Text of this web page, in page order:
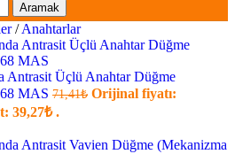
Aramak
/ Anahtarlar
Antrasit Üçlü Anahtar Düğme
MAS 71,41₺ Orijinal fiyatı:
39,27₺ .